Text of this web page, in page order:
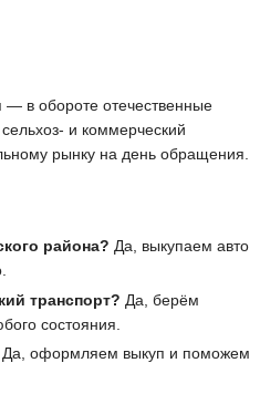
в обороте отечественные
и коммерческий
рынку на день обращения.
района? Да, выкупаем авто
транспорт? Да, берём
состояния.
Да, оформляем выкуп и поможем